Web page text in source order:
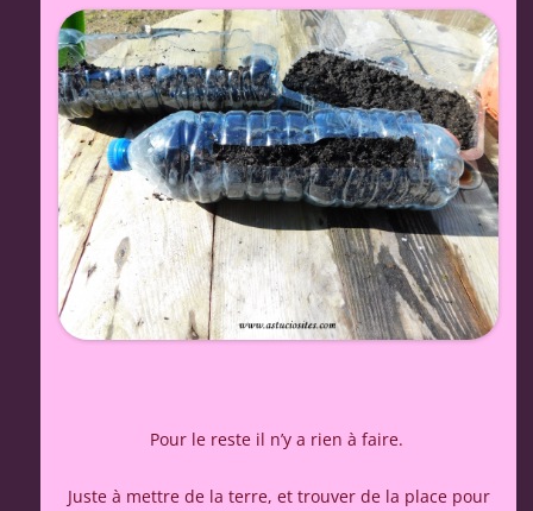
Pour le reste il n’y a rien à faire.
Juste à mettre de la terre, et trouver de la place pour